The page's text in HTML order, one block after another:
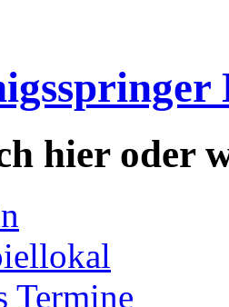
hier oder
Termine